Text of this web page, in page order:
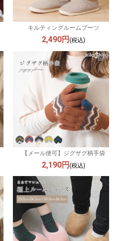
キルティングルームブーツ
2,490円 (税込)
【メール便可】ジグザグ柄手袋
2,190円 (税込)